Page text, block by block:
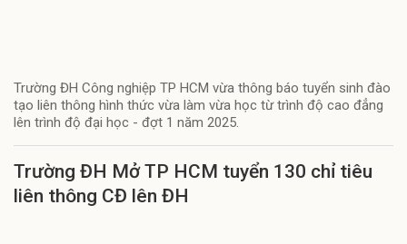
Trường ĐH Công nghiệp TP HCM vừa thông báo tuyển sinh đào
tạo liên thông hình thức vừa làm vừa học từ trình độ cao đẳng
lên trình độ đại học - đợt 1 năm 2025.
Trường ĐH Mở TP HCM tuyển 130 chỉ tiêu
liên thông CĐ lên ĐH